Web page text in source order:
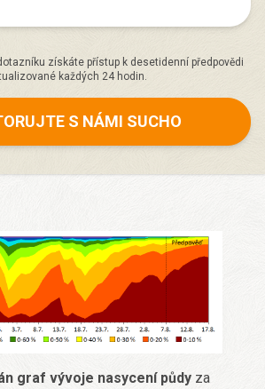
získáte přístup k desetidenní předpovědi
každých 24 hodin.
S NÁMI SUCHO
graf vývoje nasycení půdy za